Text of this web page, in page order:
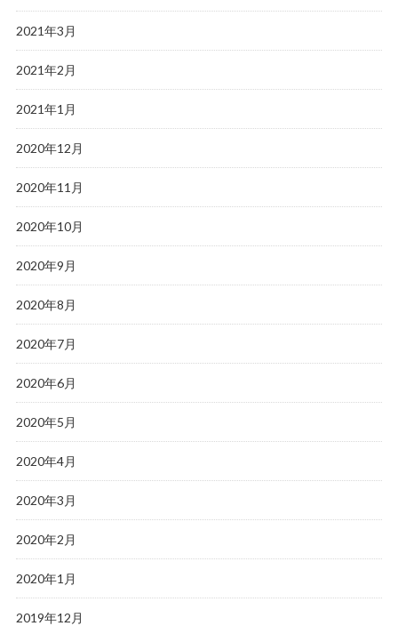
2021年3月
2021年2月
2021年1月
2020年12月
2020年11月
2020年10月
2020年9月
2020年8月
2020年7月
2020年6月
2020年5月
2020年4月
2020年3月
2020年2月
2020年1月
2019年12月